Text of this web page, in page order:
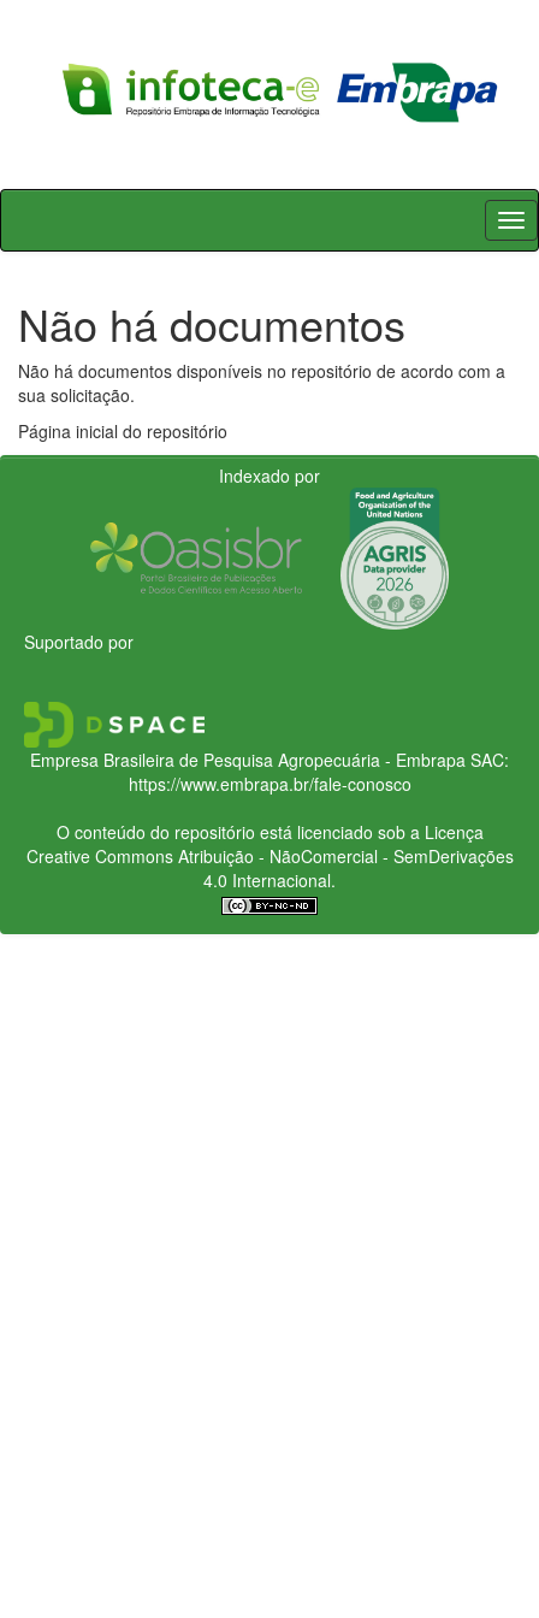
Skip
Não há documentos
Não há documentos disponíveis no repositório de acordo com a
sua solicitação.
Página inicial do repositório
Indexado por
Suportado por
Empresa Brasileira de Pesquisa Agropecuária - Embrapa SAC:
https://www.embrapa.br/fale-conosco
O conteúdo do repositório está licenciado sob a Licença
Creative CommonsAtribuição - NãoComercial - SemDerivações
4.0 Internacional.